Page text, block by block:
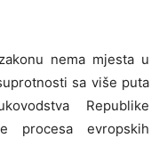
nema mjesta u
sa više puta
Republike
procesa evropskih